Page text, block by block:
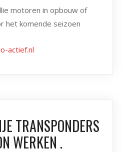
motoren in opbouw of
het komende seizoen
actief.nl
TRANSPONDERS
WERKEN .